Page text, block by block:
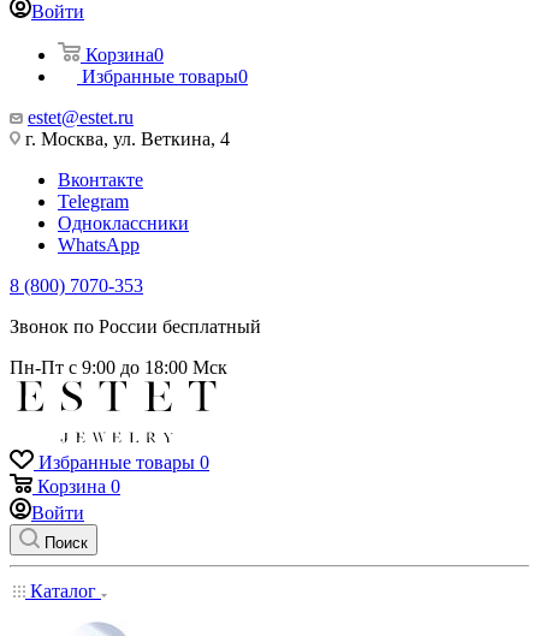
Войти
Корзина0
Избранные товары0
estet@estet.ru
г. Москва, ул. Веткина, 4
Вконтакте
Telegram
Одноклассники
WhatsApp
8 (800) 7070-353
Звонок по России бесплатный
Пн-Пт с 9:00 до 18:00 Мск
Избранные товары 0
Корзина 0
Войти
Поиск
Каталог